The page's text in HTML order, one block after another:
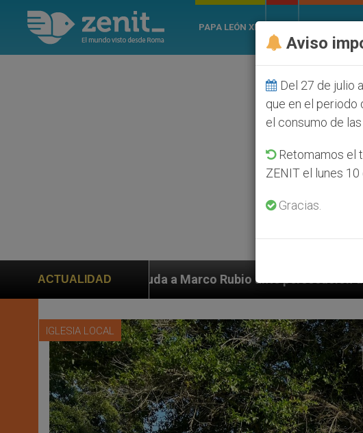
PAPA LEÓN XIV
ACTUALIDAD
Rubio ante persecución de colonos judíos que afecta a
IGLESIA LOCAL
Aviso
Del 27 de julio
que en el periodo
el consumo de
Retomamos el
ZENIT el lunes 10
Gracias.